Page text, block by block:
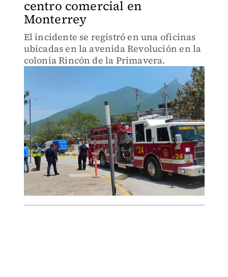
centro comercial en
Monterrey
El incidente se registró en una oficinas
ubicadas en la avenida Revolución en la
colonia Rincón de la Primavera.